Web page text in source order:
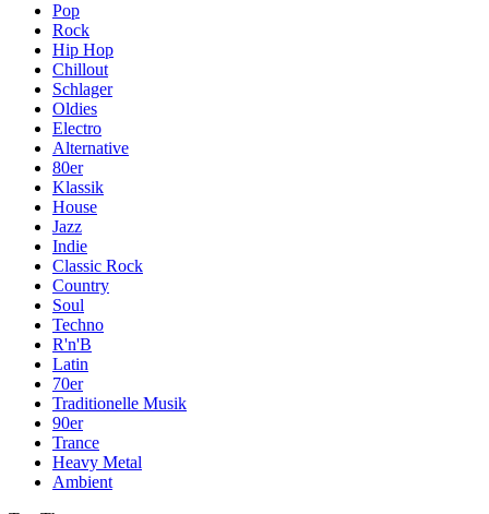
Pop
Rock
Hip Hop
Chillout
Schlager
Oldies
Electro
Alternative
80er
Klassik
House
Jazz
Indie
Classic Rock
Country
Soul
Techno
R'n'B
Latin
70er
Traditionelle Musik
90er
Trance
Heavy Metal
Ambient